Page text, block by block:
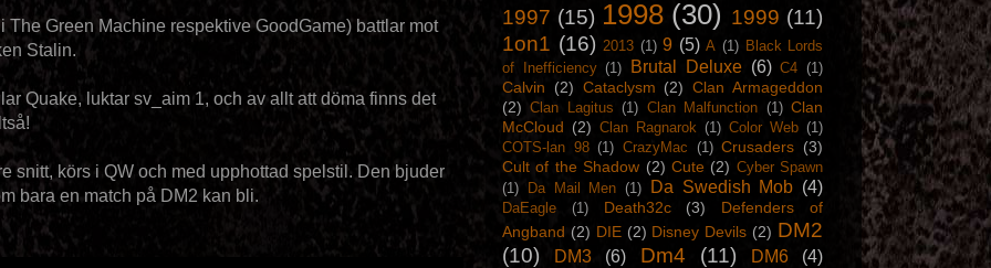
Green Machine respektive GoodGame) battlar mot
Stalin.
Quake, luktar sv_aim 1, och av allt att döma finns det
snitt, körs i QW och med upphottad spelstil. Den bjuder
bara en match på DM2 kan bli.
1997 (15) 1998 (30) 1999 (11)
1on1 (16) 2013 (1) 9 (5) A (1) Black Lords
of Inefficiency (1) Brutal Deluxe (6) C4 (1)
Calvin (2) Cataclysm (2) Clan Armageddon
(2) Clan Lagitus (1) Clan Malfunction (1) Clan
McCloud (2) Clan Ragnarok (1) Color Web (1)
COTS-lan 98 (1) CrazyMac (1) Crusaders (3)
Cult of the Shadow (2) Cute (2) Cyber Spawn
(1)
Da Mail Men (1) Da Swedish Mob (4)
DaEagle (1) Death32c (3)
Defenders of
Angband (2) DIE (2) Disney Devils (2) DM2
(10)
DM3 (6) Dm4 (11) DM6
(4)